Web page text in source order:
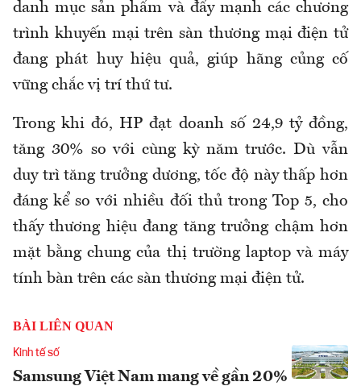
danh mục sản phẩm và đẩy mạnh các chương
trình khuyến mại trên sàn thương mại điện tử
đang phát huy hiệu quả, giúp hãng củng cố
vững chắc vị trí thứ tư.
Trong khi đó, HP đạt doanh số 24,9 tỷ đồng,
tăng 30% so với cùng kỳ năm trước. Dù vẫn
duy trì tăng trưởng dương, tốc độ này thấp hơn
đáng kể so với nhiều đối thủ trong Top 5, cho
thấy thương hiệu đang tăng trưởng chậm hơn
mặt bằng chung của thị trường laptop và máy
tính bàn trên các sàn thương mại điện tử.
BÀI LIÊN QUAN
Kinh tế số
Samsung Việt Nam mang về gần 20%